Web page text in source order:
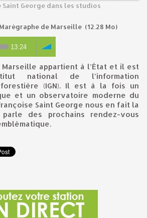
Saint George dans les studios
de Marseille (12.28 Mo)
13:24
national de l’information
(IGN). Il est à la fois un
et un observatoire moderne du
Saint George nous en fait la
des prochains rendez-vous